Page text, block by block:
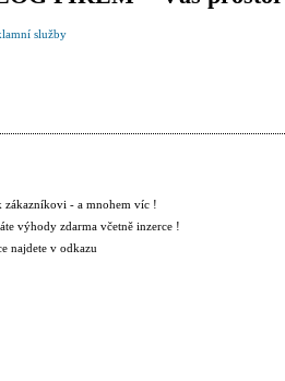
služby
zákazníkovi - a mnohem víc !
výhody zdarma včetně inzerce !
najdete v odkazu